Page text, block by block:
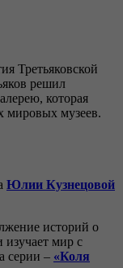
Третьяковской
решил
которая
мировых музеев.
Юлии Кузнецовой
историй о
изучает мир с
серии – «Коля